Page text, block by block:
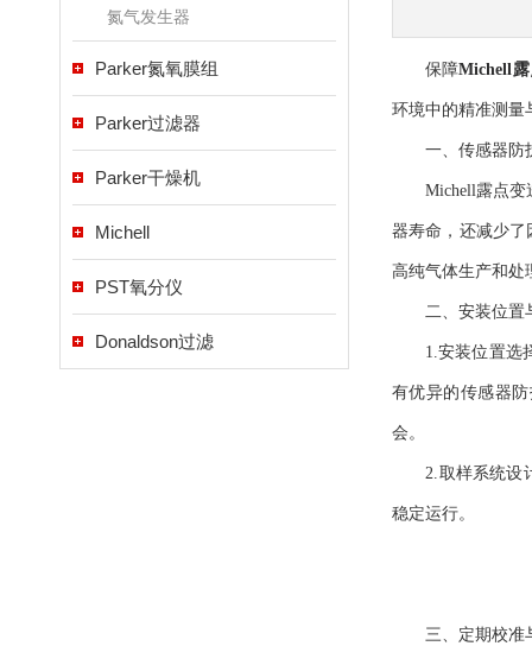
氮气发生器
Parker氮氧膜组
Parker过滤器
Parker干燥机
Michell
PST氧分仪
Donaldson过滤
保障Michell
环境中的精准测量
一、传感器防
Michell露点变送
器寿命，还减少
高纯气体生产和处
二、安装位置
1.安装位置选择
有优异的传感器
会。
2.取样系统设计
稳定运行。
三、定期校准